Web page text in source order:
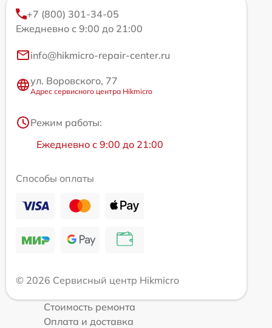
+7 (800) 301-34-05
Ежедневно с 9:00 до 21:00
info@hikmicro-repair-center.ru
ул. Воровского, 77
Адрес сервисного центра Hikmicro
Режим работы:
Ежедневно с 9:00 до 21:00
Способы оплаты
© 2026 Сервисный центр Hikmicro
Стоимость ремонта
Оплата и доставка